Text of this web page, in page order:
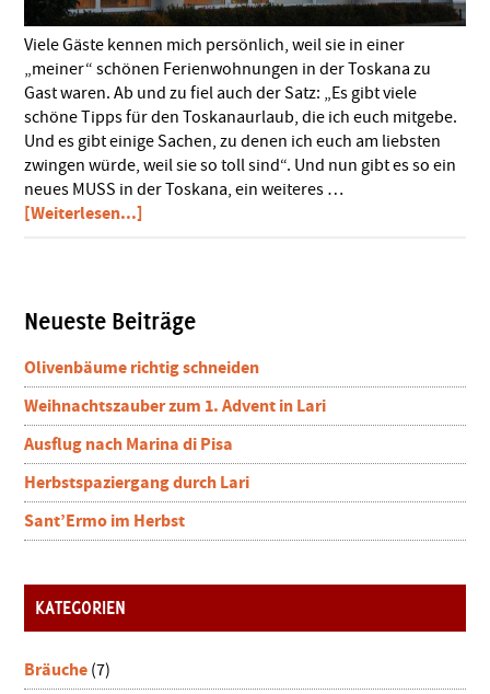
Viele Gäste kennen mich persönlich, weil sie in einer
„meiner“ schönen Ferienwohnungen in der Toskana zu
Gast waren. Ab und zu fiel auch der Satz: „Es gibt viele
schöne Tipps für den Toskanaurlaub, die ich euch mitgebe.
Und es gibt einige Sachen, zu denen ich euch am liebsten
zwingen würde, weil sie so toll sind“. Und nun gibt es so ein
neues MUSS in der Toskana, ein weiteres …
[Weiterlesen...]
der
Toskana
Seitenspalte
Neueste Beiträge
Olivenbäume richtig schneiden
Weihnachtszauber zum 1. Advent in Lari
Ausflug nach Marina di Pisa
Herbstspaziergang durch Lari
Sant’Ermo im Herbst
KATEGORIEN
Bräuche (7)